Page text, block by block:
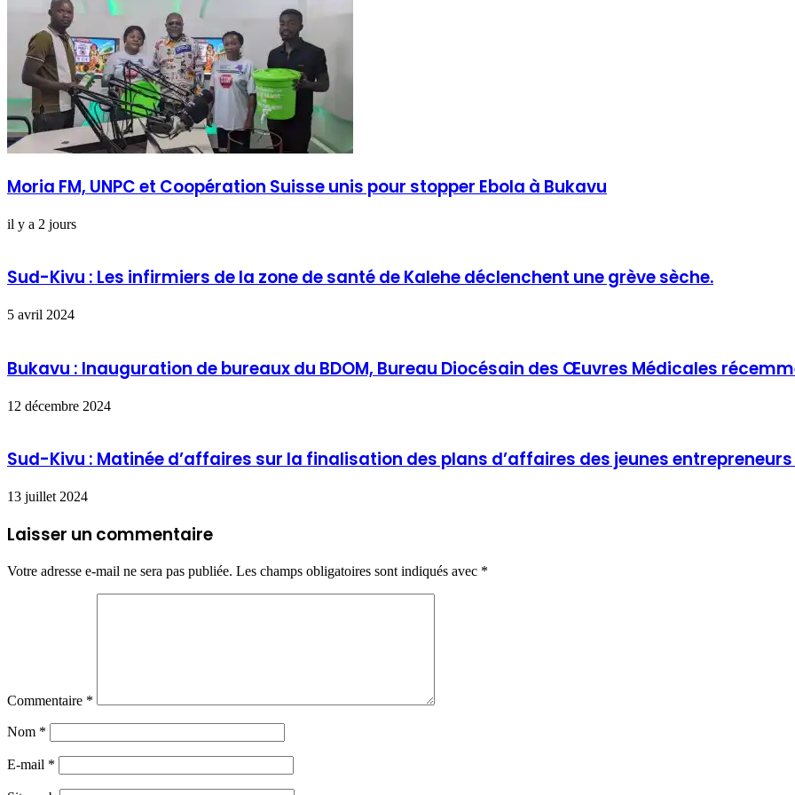
Moria FM, UNPC et Coopération Suisse unis pour stopper Ebola à Bukavu
il y a 2 jours
Sud-Kivu : Les infirmiers de la zone de santé de Kalehe déclenchent une grève sèche.
5 avril 2024
Bukavu : Inauguration de bureaux du BDOM, Bureau Diocésain des Œuvres Médicales
12 décembre 2024
Sud-Kivu : Matinée d’affaires sur la finalisation des plans d’affaires des jeunes entrepreneurs
13 juillet 2024
Laisser un commentaire
Votre adresse e-mail ne sera pas publiée. Les champs obligatoires sont indiqués avec *
Commentaire *
Nom *
E-mail *